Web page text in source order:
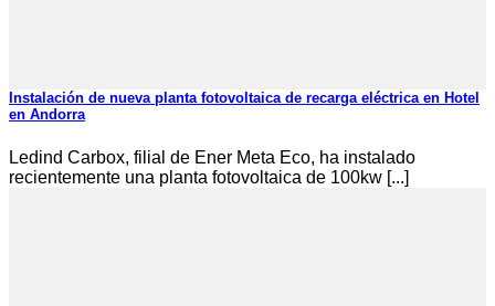
Instalación de nueva planta fotovoltaica de recarga eléctrica en Hotel
en Andorra
Ledind Carbox, filial de Ener Meta Eco, ha instalado
recientemente una planta fotovoltaica de 100kw [...]